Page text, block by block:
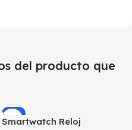
del producto que
-9%
Smartwatch Reloj